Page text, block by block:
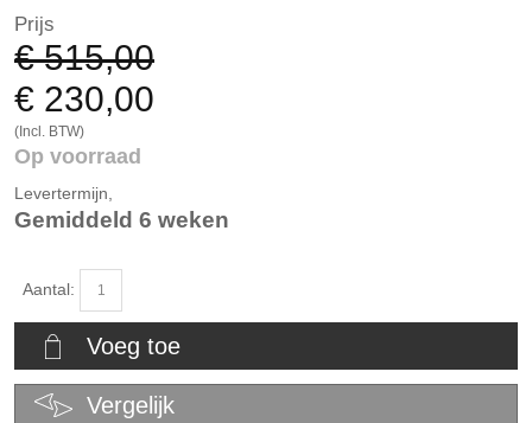
Prijs
€ 515,00
€ 230,00
(Incl. BTW)
Op voorraad
Levertermijn,
Gemiddeld 6 weken
Aantal:
Voeg toe
Vergelijk